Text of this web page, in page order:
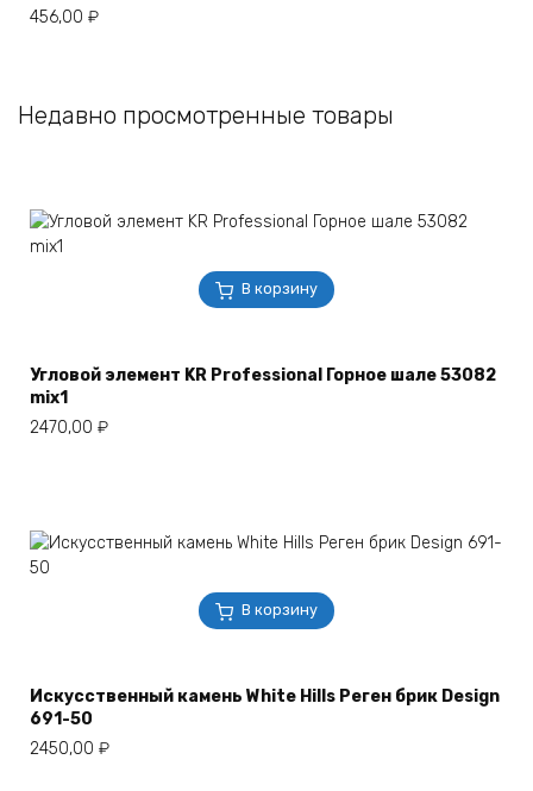
456,00 ₽
Недавно просмотренные товары
В корзину
Угловой элемент KR Professional Горное шале 53082
mix1
2470,00 ₽
В корзину
Искусственный камень White Hills Реген брик Design
691-50
2450,00 ₽